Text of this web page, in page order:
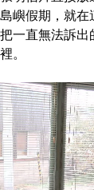
嶼假期，就
一直無法訴
。